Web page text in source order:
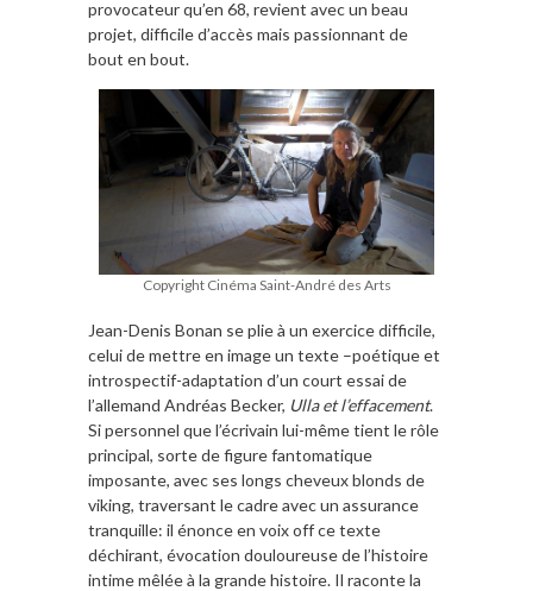
provocateur qu’en 68, revient avec un beau
projet, difficile d’accès mais passionnant de
bout en bout.
Copyright Cinéma Saint-André des Arts
Jean-Denis Bonan se plie à un exercice difficile,
celui de mettre en image un texte –poétique et
introspectif-adaptation d’un court essai de
l’allemand Andréas Becker, Ulla et l’effacement.
Si personnel que l’écrivain lui-même tient le rôle
principal, sorte de figure fantomatique
imposante, avec ses longs cheveux blonds de
viking, traversant le cadre avec un assurance
tranquille: il énonce en voix off ce texte
déchirant, évocation douloureuse de l’histoire
intime mêlée à la grande histoire. Il raconte la